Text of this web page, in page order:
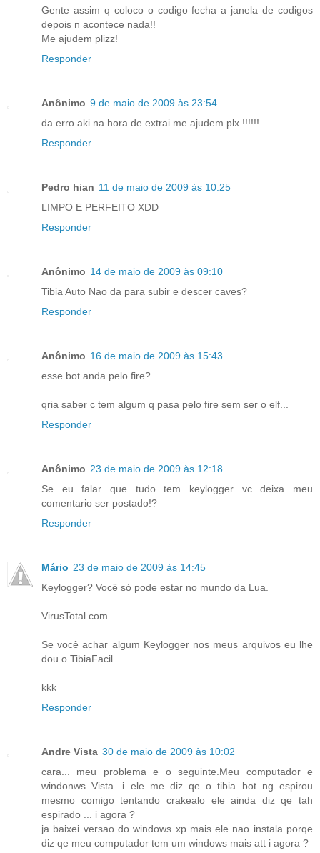
Gente assim q coloco o codigo fecha a janela de codigos
depois n acontece nada!!
Me ajudem plizz!
Responder
Anônimo 9 de maio de 2009 às 23:54
da erro aki na hora de extrai me ajudem plx !!!!!!
Responder
Pedro hian 11 de maio de 2009 às 10:25
LIMPO E PERFEITO XDD
Responder
Anônimo 14 de maio de 2009 às 09:10
Tibia Auto Nao da para subir e descer caves?
Responder
Anônimo 16 de maio de 2009 às 15:43
esse bot anda pelo fire?
qria saber c tem algum q pasa pelo fire sem ser o elf...
Responder
Anônimo 23 de maio de 2009 às 12:18
Se eu falar que tudo tem keylogger vc deixa meu
comentario ser postado!?
Responder
Mário 23 de maio de 2009 às 14:45
Keylogger? Você só pode estar no mundo da Lua.
VirusTotal.com
Se você achar algum Keylogger nos meus arquivos eu lhe
dou o TibiaFacil.
kkk
Responder
Andre Vista 30 de maio de 2009 às 10:02
cara... meu problema e o seguinte.Meu computador e
windonws Vista. i ele me diz qe o tibia bot ng espirou
mesmo comigo tentando crakealo ele ainda diz qe tah
espirado ... i agora ?
ja baixei versao do windows xp mais ele nao instala porqe
diz qe meu computador tem um windows mais att i agora ?